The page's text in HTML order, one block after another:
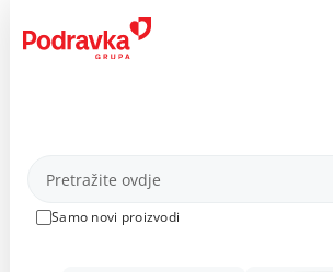
content
Proizvodi
Samo novi proizvodi